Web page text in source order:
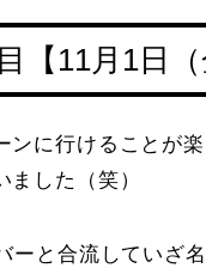
【11月1日（
ンに行けることが
した（笑）
ーと合流していざ名